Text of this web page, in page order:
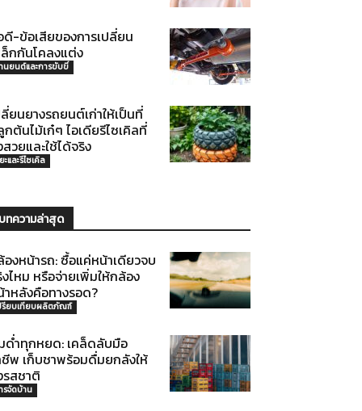
-ข้อเสียของการเปลี่ยน
ล็กกันโคลงแต่ง
นยนต์และการขับขี่
ลี่ยนยางรถยนต์เก่าให้เป็นที่
กต้นไม้เก๋ๆ ไอเดียรีไซเคิลที่
วยและใช้ได้จริง
ะและรีไซเคิล
บทความล่าสุด
งหน้ารถ: ซื้อแค่หน้าเดียวจบ
ไหม หรือจ่ายเพิ่มให้กล้อง
าหลังคือทางรอด?
รียบเทียบผลิตภัณฑ์
ด่ำทุกหยด: เคล็ดลับมือ
ชีพ เก็บชาพร้อมดื่มยกลังให้
รสชาติ
รจัดบ้าน